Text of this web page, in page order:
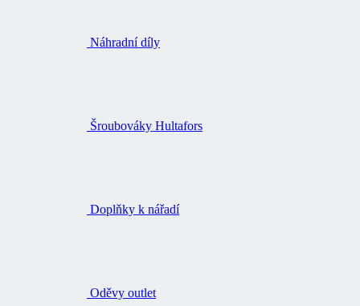
Náhradní díly
Šroubováky Hultafors
Doplňky k nářadí
Oděvy outlet